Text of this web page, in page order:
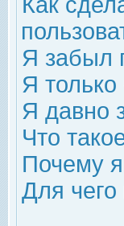
Я забыл
Я только
Я давно
Что
Почему я
Для